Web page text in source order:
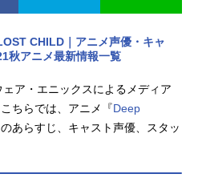
声優記事一覧
実写化映画一覧
CHILD｜アニメ声優・キャ
秋アニメ最新情報一覧
ェア・エニックスによるメディア
ちらでは、アニメ『Deep
のあらすじ、キャスト声優、スタッ